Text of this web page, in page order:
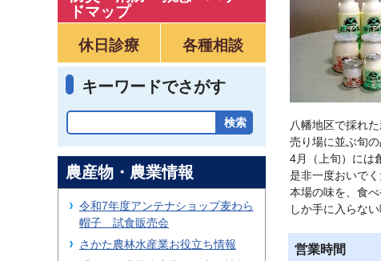
ドマップ
休日診療
各種相談
キーワードでさがす
八幡地区で採れ
売り場に並ぶ旬
4月（上旬）には
是非一度おいでく
本場の味を、食
しか手に入らな
営業時間
農産物・農業情報
令和7年度アンテナショップ麦わら
帽子 試食販売会
さかた農林水産業お役立ち情報